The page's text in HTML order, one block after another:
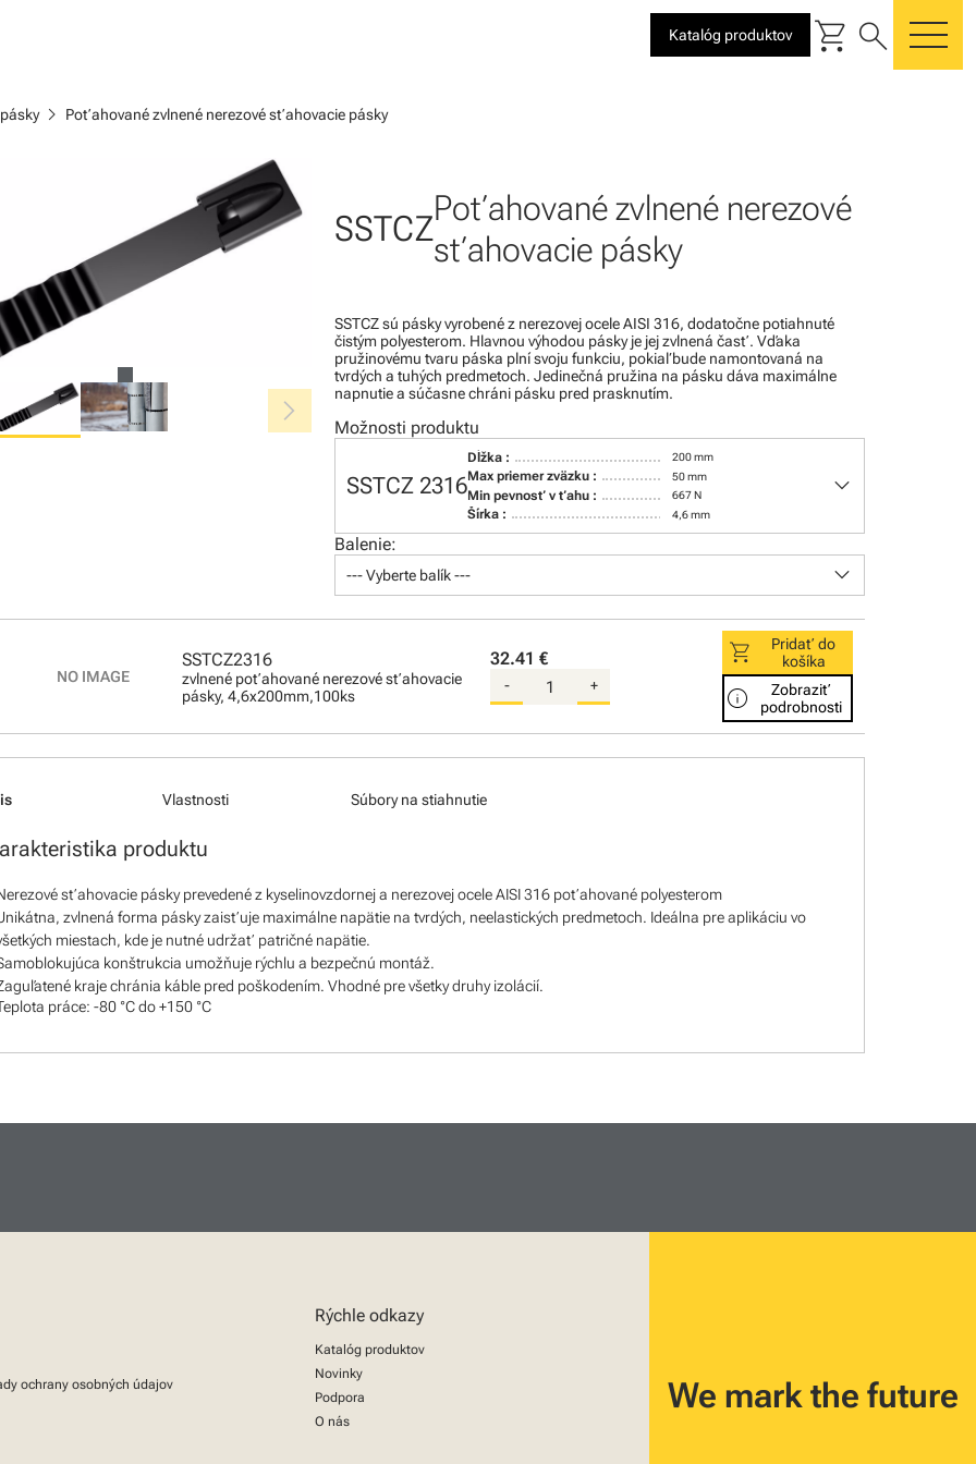
Katalóg produktov shopping_cart search
chevron_right Poťahované zvlnené nerezové sťahovacie pásky
chevron_right
SSTCZPoťahované zvlnené nerezové
sťahovacie pásky
SSTCZ sú pásky vyrobené z nerezovej ocele AISI 316, dodatočne potiahnuté
čistým polyesterom. Hlavnou výhodou pásky je jej zvlnená časť. Vďaka
pružinovému tvaru páska plní svoju funkciu, pokiaľ bude namontovaná na
tvrdých a tuhých predmetoch. Jedinečná pružina na pásku dáva maximálne
napnutie a súčasne chráni pásku pred prasknutím.
Možnosti produktu
SSTCZ 2316
Dĺžka : 200 mm
Max priemer zväzku : 50 mm
Min pevnosť v ťahu : 667 N
Šírka : 4,6 mm
keyboard_arrow_down
Balenie:
--- Vyberte balík --- keyboard_arrow_down
SSTCZ2316
zvlnené poťahované nerezové sťahovacie
pásky, 4,6x200mm,100ks
32.41 €
- +
shopping_cart
Pridať do
košíka
info
Zobraziť
podrobnosti
Vlastnosti Súbory na stiahnutie
produktu
sťahovacie pásky prevedené z kyselinovzdornej a nerezovej ocele AISI 316 poťahované polyesterom
zvlnená forma pásky zaisťuje maximálne napätie na tvrdých, neelastických predmetoch. Ideálna pre aplikáciu vo
miestach, kde je nutné udržať patričné napätie.
konštrukcia umožňuje rýchlu a bezpečnú montáž.
kraje chránia káble pred poškodením. Vhodné pre všetky druhy izolácií.
práce: -80 °C do +150 °C
ochrany osobných údajov
Rýchle odkazy
Katalóg produktov
Novinky
Podpora
O nás
We mark the future